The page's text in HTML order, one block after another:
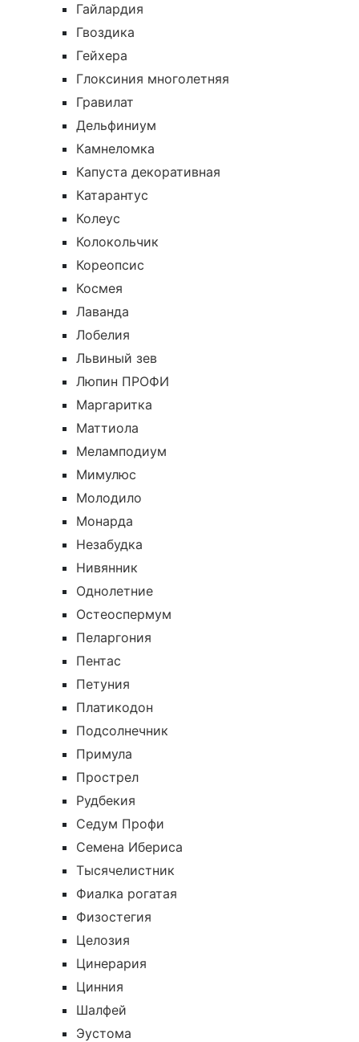
Гайлардия
Гвоздика
Гейхера
Глоксиния многолетняя
Гравилат
Дельфиниум
Камнеломка
Капуста декоративная
Катарантус
Колеус
Колокольчик
Кореопсис
Космея
Лаванда
Лобелия
Львиный зев
Люпин ПРОФИ
Маргаритка
Маттиола
Меламподиум
Мимулюс
Молодило
Монарда
Незабудка
Нивянник
Однолетние
Остеоспермум
Пеларгония
Пентас
Петуния
Платикодон
Подсолнечник
Примула
Прострел
Рудбекия
Седум Профи
Семена Ибериса
Тысячелистник
Фиалка рогатая
Физостегия
Целозия
Цинерария
Цинния
Шалфей
Эустома